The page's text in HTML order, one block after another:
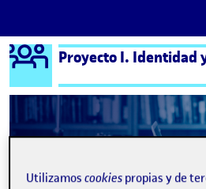
Saltar al contenido
Logo Ágora
Proyecto I. Identidad
Utilizamoscookies propias y de